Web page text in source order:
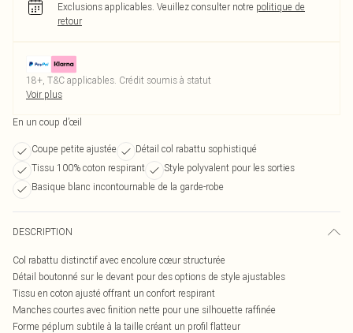
Exclusions applicables. Veuillez consulter notre politique de
retour
18+, T&C applicables. Crédit soumis à statut
Voir plus
En un coup d’œil
Coupe petite ajustée
Détail col rabattu sophistiqué
Tissu 100% coton respirant
Style polyvalent pour les sorties
Basique blanc incontournable de la garde-robe
DESCRIPTION
Col rabattu distinctif avec encolure cœur structurée
Détail boutonné sur le devant pour des options de style ajustables
Tissu en coton ajusté offrant un confort respirant
Manches courtes avec finition nette pour une silhouette raffinée
Forme péplum subtile à la taille créant un profil flatteur